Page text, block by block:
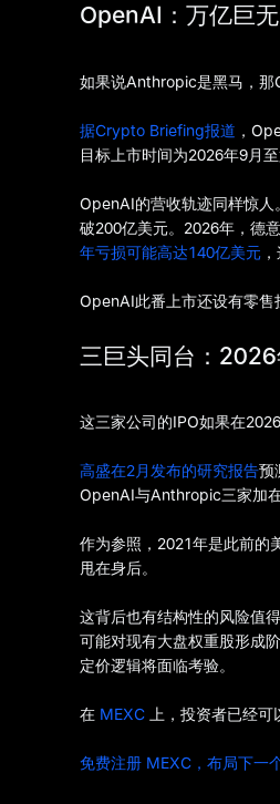
OpenAI：万亿巨
如果说Anthropic是黑马，那
据Crypto Briefing报道 ，
目标上市时间为2026年9月
OpenAI的营收轨迹同样惊人。
破200亿美元。2026年，德
年亏损可能高达140亿美元
OpenAI此番上市还设有零售
三巨头同台：
这三家公司的IPO如果在
高盛在2月发布的研究报告预
OpenAI与Anthropic三家加
作为参照，2021年是此前的
甩在身后。
这背后也有结构性的风险值
可能对现有大盘权重股形成
定价逻辑将面临考验。
在 MEXC 上，投资者已经
免费注册 MEXC，布局下一